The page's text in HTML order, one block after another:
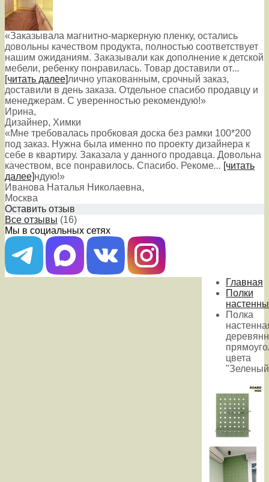
«Заказывала магнитно-маркерную пленку, остались
довольны качеством продукта, полностью соответствует
нашим ожиданиям. Заказывали как дополнение к детской
мебели, ребенку понравилась. Товар доставили от...
[читать далее]лично упакованным, срочный заказ,
доставили в день заказа. Отдельное спасибо продавцу и
менеджерам. С уверенностью рекомендую!»
Ирина,
Дизайнер, Химки
«Мне требовалась пробковая доска без рамки 100*200
под заказ. Нужна была именно по проекту дизайнера к
себе в квартиру. Заказала у данного продавца. Довольна
качеством, все понравилось. Спасибо. Рекоме... [читать
далее]ндую!»
Иванова Наталья Николаевна,
Москва
Оставить отзыв
Все отзывы (16)
Мы в социальных сетях
Главная
Полки
Полка
цвета